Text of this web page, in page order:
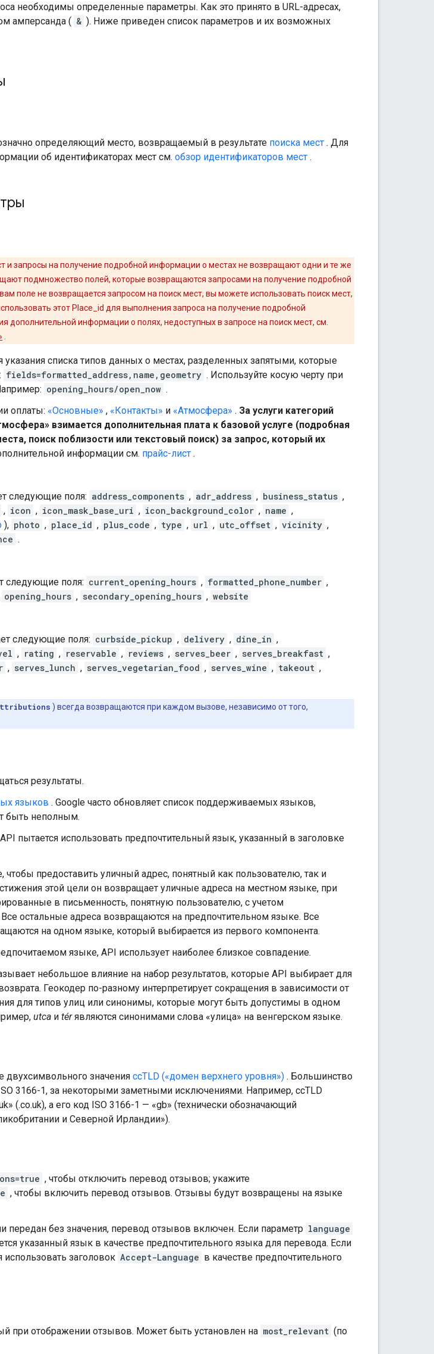
необходимы определенные параметры. Как это принято в URL-адресах,
амперсанда ( & ). Ниже приведен список параметров и их возможных
определяющий место, возвращаемый в результате поиска мест . Для
об идентификаторах мест см. обзор идентификаторов мест .
и запросы на получение подробной информации о местах не возвращают одни и те же
подмножество полей, которые возвращаются запросами на получение подробной
поле не возвращается запросом на поиск мест, вы можете использовать поиск мест,
этот Place_id для выполнения запроса на получение подробной
дополнительной информации о полях, недоступных в запросе на поиск мест, см.
указания списка типов данных о местах, разделенных запятыми, которые
fields=formatted_address,name,geometry . Используйте косую черту при
opening_hours/open_now .
оплаты: «Основные» , «Контакты» и «Атмосфера» . За услуги категорий
взимается дополнительная плата к базовой услуге (подробная
поиск поблизости или текстовый поиск) за запрос, который их
информации см. прайс-лист .
следующие поля: address_components , adr_address , business_status ,
, icon , icon_mask_base_uri , icon_background_color , name ,
), photo , place_id , plus_code , type , url , utc_offset , vicinity ,
.
следующие поля: current_opening_hours , formatted_phone_number ,
opening_hours , secondary_opening_hours , website
следующие поля: curbside_pickup , delivery , dine_in ,
, rating , reservable , reviews , serves_beer , serves_breakfast ,
, serves_lunch , serves_vegetarian_food , serves_wine , takeout ,
) всегда возвращаются при каждом вызове, независимо от того,
результаты.
языков . Google часто обновляет список поддерживаемых языков,
быть неполным.
пытается использовать предпочтительный язык, указанный в заголовке
предоставить уличный адрес, понятный как пользователю, так и
этой цели он возвращает уличные адреса на местном языке, при
в письменность, понятную пользователю, с учетом
остальные адреса возвращаются на предпочтительном языке. Все
на одном языке, который выбирается из первого компонента.
языке, API использует наиболее близкое совпадение.
небольшое влияние на набор результатов, которые API выбирает для
Геокодер по-разному интерпретирует сокращения в зависимости от
для типов улиц или синонимы, которые могут быть допустимы в одном
utca и térявляются синонимами слова «улица» на венгерском языке.
двухсимвольного значения ccTLD («домен верхнего уровня») . Большинство
3166-1, за некоторыми заметными исключениями. Например, ccTLD
(.co.uk), а его код ISO 3166-1 — «gb» (технически обозначающий
и Северной Ирландии»).
, чтобы отключить перевод отзывов; укажите
, чтобы включить перевод отзывов. Отзывы будут возвращены на языке
передан без значения, перевод отзывов включен. Если параметр language
указанный язык в качестве предпочтительного языка для перевода. Если
заголовок Accept-Language в качестве предпочтительного
при отображении отзывов. Может быть установлен на most_relevant (по